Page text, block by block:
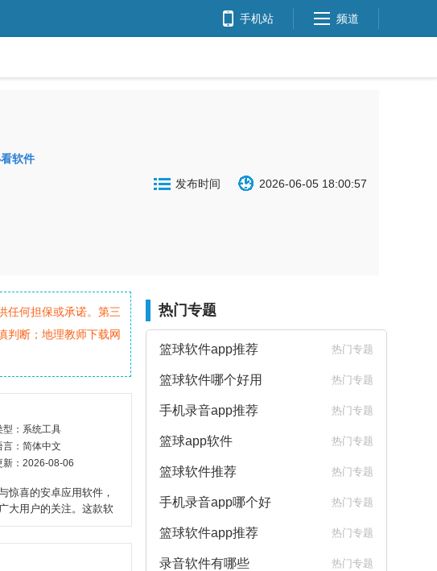
手机站 频道
软件
2026-06-05 18:00:57
发布时间
任何担保或承诺。第三
判断；地理教师下载网
型：系统工具
言：简体中文
新：2026-08-06
惊喜的安卓应用软件，
大用户的关注。这款软
热门专题
篮球软件app推荐 热门专题
篮球软件哪个好用 热门专题
手机录音app推荐 热门专题
篮球app软件 热门专题
篮球软件推荐 热门专题
手机录音app哪个好 热门专题
篮球软件app推荐 热门专题
录音软件有哪些 热门专题